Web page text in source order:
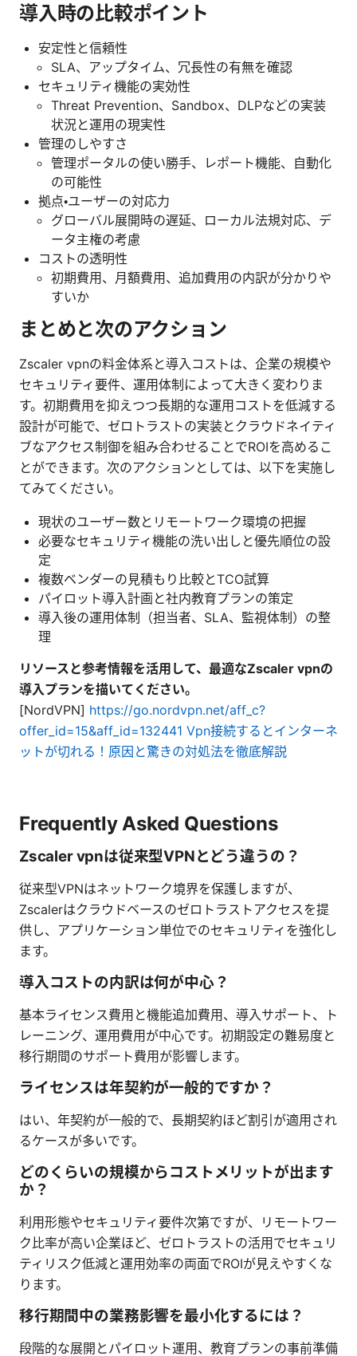
導入時の比較ポイント
安定性と信頼性
SLA、アップタイム、冗長性の有無を確認
セキュリティ機能の実効性
Threat Prevention、Sandbox、DLPなどの実装
状況と運用の現実性
管理のしやすさ
管理ポータルの使い勝手、レポート機能、自動化
の可能性
拠点・ユーザーの対応力
グローバル展開時の遅延、ローカル法規対応、デ
ータ主権の考慮
コストの透明性
初期費用、月額費用、追加費用の内訳が分かりや
すいか
まとめと次のアクション
Zscaler vpnの料金体系と導入コストは、企業の規模や
セキュリティ要件、運用体制によって大きく変わりま
す。初期費用を抑えつつ長期的な運用コストを低減する
設計が可能で、ゼロトラストの実装とクラウドネイティ
ブなアクセス制御を組み合わせることでROIを高めるこ
とができます。次のアクションとしては、以下を実施し
てみてください。
現状のユーザー数とリモートワーク環境の把握
必要なセキュリティ機能の洗い出しと優先順位の設
定
複数ベンダーの見積もり比較とTCO試算
パイロット導入計画と社内教育プランの策定
導入後の運用体制（担当者、SLA、監視体制）の整
理
リソースと参考情報を活用して、最適なZscaler vpnの
導入プランを描いてください。
[NordVPN] https://go.nordvpn.net/aff_c?
offer_id=15&aff_id=132441 Vpn接続するとインターネ
ットが切れる！原因と驚きの対処法を徹底解説
Frequently Asked Questions
Zscaler vpnは従来型VPNとどう違うの？
従来型VPNはネットワーク境界を保護しますが、
Zscalerはクラウドベースのゼロトラストアクセスを提
供し、アプリケーション単位でのセキュリティを強化し
ます。
導入コストの内訳は何が中心？
基本ライセンス費用と機能追加費用、導入サポート、ト
レーニング、運用費用が中心です。初期設定の難易度と
移行期間のサポート費用が影響します。
ライセンスは年契約が一般的ですか？
はい、年契約が一般的で、長期契約ほど割引が適用され
るケースが多いです。
どのくらいの規模からコストメリットが出ます
か？
利用形態やセキュリティ要件次第ですが、リモートワー
ク比率が高い企業ほど、ゼロトラストの活用でセキュリ
ティリスク低減と運用効率の両面でROIが見えやすくな
ります。
移行期間中の業務影響を最小化するには？
段階的な展開とパイロット運用、教育プランの事前準備